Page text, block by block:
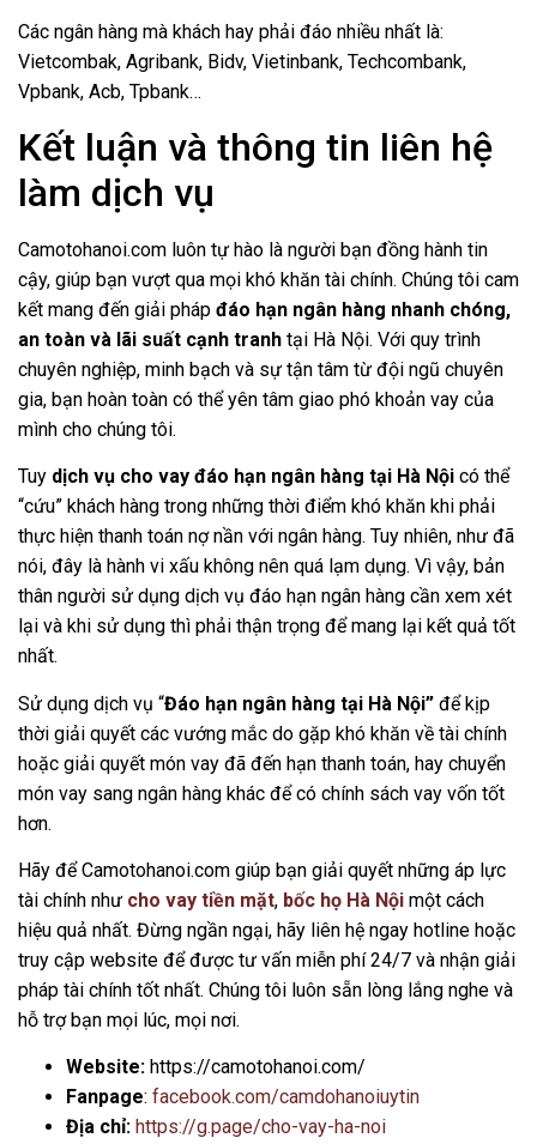
Các ngân hàng mà khách hay phải đáo nhiều nhất là:
Vietcombak, Agribank, Bidv, Vietinbank, Techcombank,
Vpbank, Acb, Tpbank…
Kết luận và thông tin liên hệ
làm dịch vụ
Camotohanoi.com luôn tự hào là người bạn đồng hành tin
cậy, giúp bạn vượt qua mọi khó khăn tài chính. Chúng tôi cam
kết mang đến giải pháp đáo hạn ngân hàng nhanh chóng,
an toàn và lãi suất cạnh tranh tại Hà Nội. Với quy trình
chuyên nghiệp, minh bạch và sự tận tâm từ đội ngũ chuyên
gia, bạn hoàn toàn có thể yên tâm giao phó khoản vay của
mình cho chúng tôi.
Tuy dịch vụ cho vay đáo hạn ngân hàng tại Hà Nội có thể
“cứu” khách hàng trong những thời điểm khó khăn khi phải
thực hiện thanh toán nợ nần với ngân hàng. Tuy nhiên, như đã
nói, đây là hành vi xấu không nên quá lạm dụng. Vì vậy, bản
thân người sử dụng dịch vụ đáo hạn ngân hàng cần xem xét
lại và khi sử dụng thì phải thận trọng để mang lại kết quả tốt
nhất.
Sử dụng dịch vụ “Đáo hạn ngân hàng tại Hà Nội” để kịp
thời giải quyết các vướng mắc do gặp khó khăn về tài chính
hoặc giải quyết món vay đã đến hạn thanh toán, hay chuyển
món vay sang ngân hàng khác để có chính sách vay vốn tốt
hơn.
Hãy đểCamotohanoi.com giúp bạn giải quyết những áp lực
tài chính như cho vay tiền mặt, bốc họ Hà Nội một cách
hiệu quả nhất. Đừng ngần ngại, hãy liên hệ ngay hotline hoặc
truy cập website để được tư vấn miễn phí 24/7 và nhận giải
pháp tài chính tốt nhất. Chúng tôi luôn sẵn lòng lắng nghe và
hỗ trợ bạn mọi lúc, mọi nơi.
Website: https://camotohanoi.com/
Fanpage: facebook.com/camdohanoiuytin
Địa chỉ: https://g.page/cho-vay-ha-noi